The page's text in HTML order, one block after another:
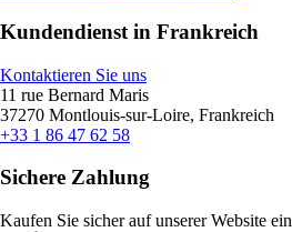
Kundendienst in Frankreich
Kontaktieren Sie uns
11 rue Bernard Maris
37270 Montlouis-sur-Loire, Frankreich
+33 1 86 47 62 58
Sichere Zahlung
Kaufen Sie sicher auf unserer Website ein